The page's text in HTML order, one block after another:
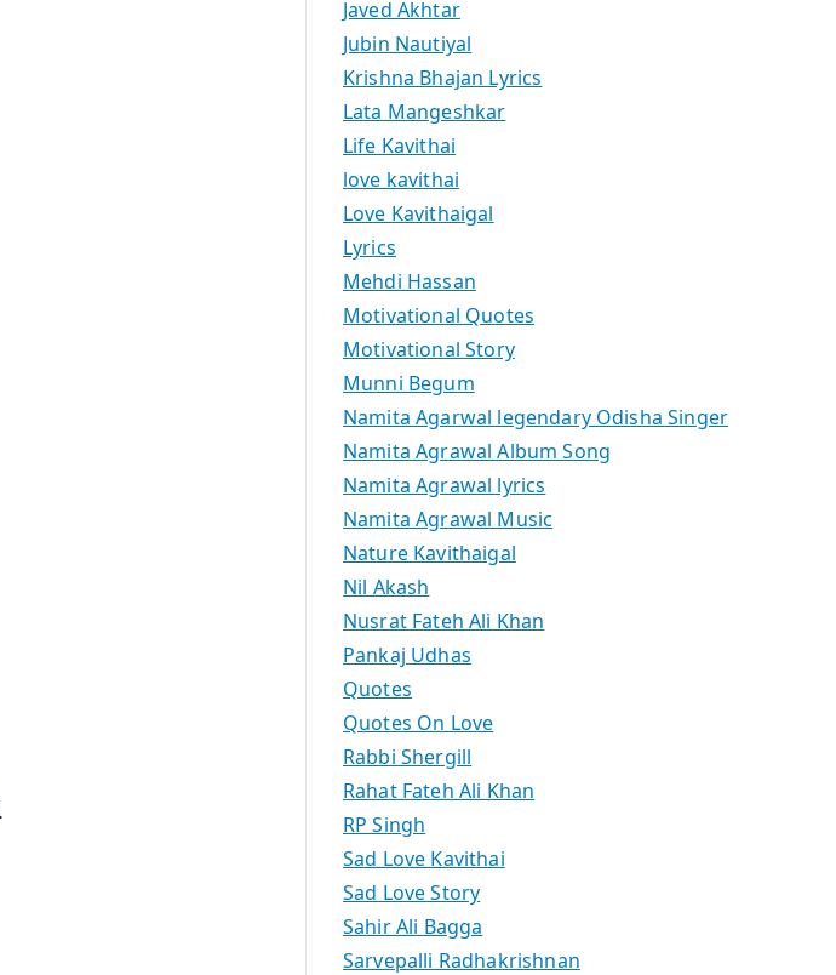
Javed Akhtar
Jubin Nautiyal
Krishna Bhajan Lyrics
Lata Mangeshkar
Life Kavithai
love kavithai
Love Kavithaigal
Lyrics
Mehdi Hassan
Motivational Quotes
Motivational Story
Munni Begum
Namita Agarwal legendary Odisha Singer
Namita Agrawal Album Song
Namita Agrawal lyrics
Namita Agrawal Music
Nature Kavithaigal
Nil Akash
Nusrat Fateh Ali Khan
Pankaj Udhas
Quotes
Quotes On Love
Rabbi Shergill
Rahat Fateh Ali Khan
RP Singh
Sad Love Kavithai
Sad Love Story
Sahir Ali Bagga
Sarvepalli Radhakrishnan